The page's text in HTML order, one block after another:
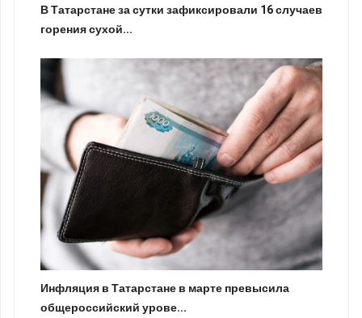
В Татарстане за сутки зафиксировали 16 случаев
горения сухой...
Инфляция в Татарстане в марте превысила
общероссийский урове...